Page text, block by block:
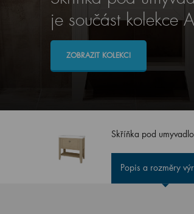
je součást kolekce
ZOBRAZIT KOLEKCI
Skříňka pod
Popis a rozměry